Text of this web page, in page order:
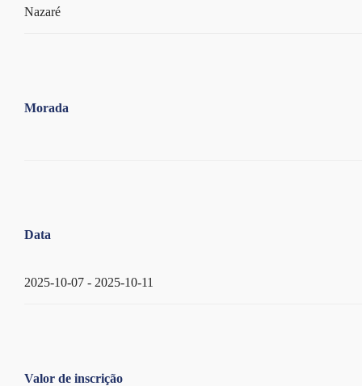
Nazaré
Morada
Data
2025-10-07 - 2025-10-11
Valor de inscrição